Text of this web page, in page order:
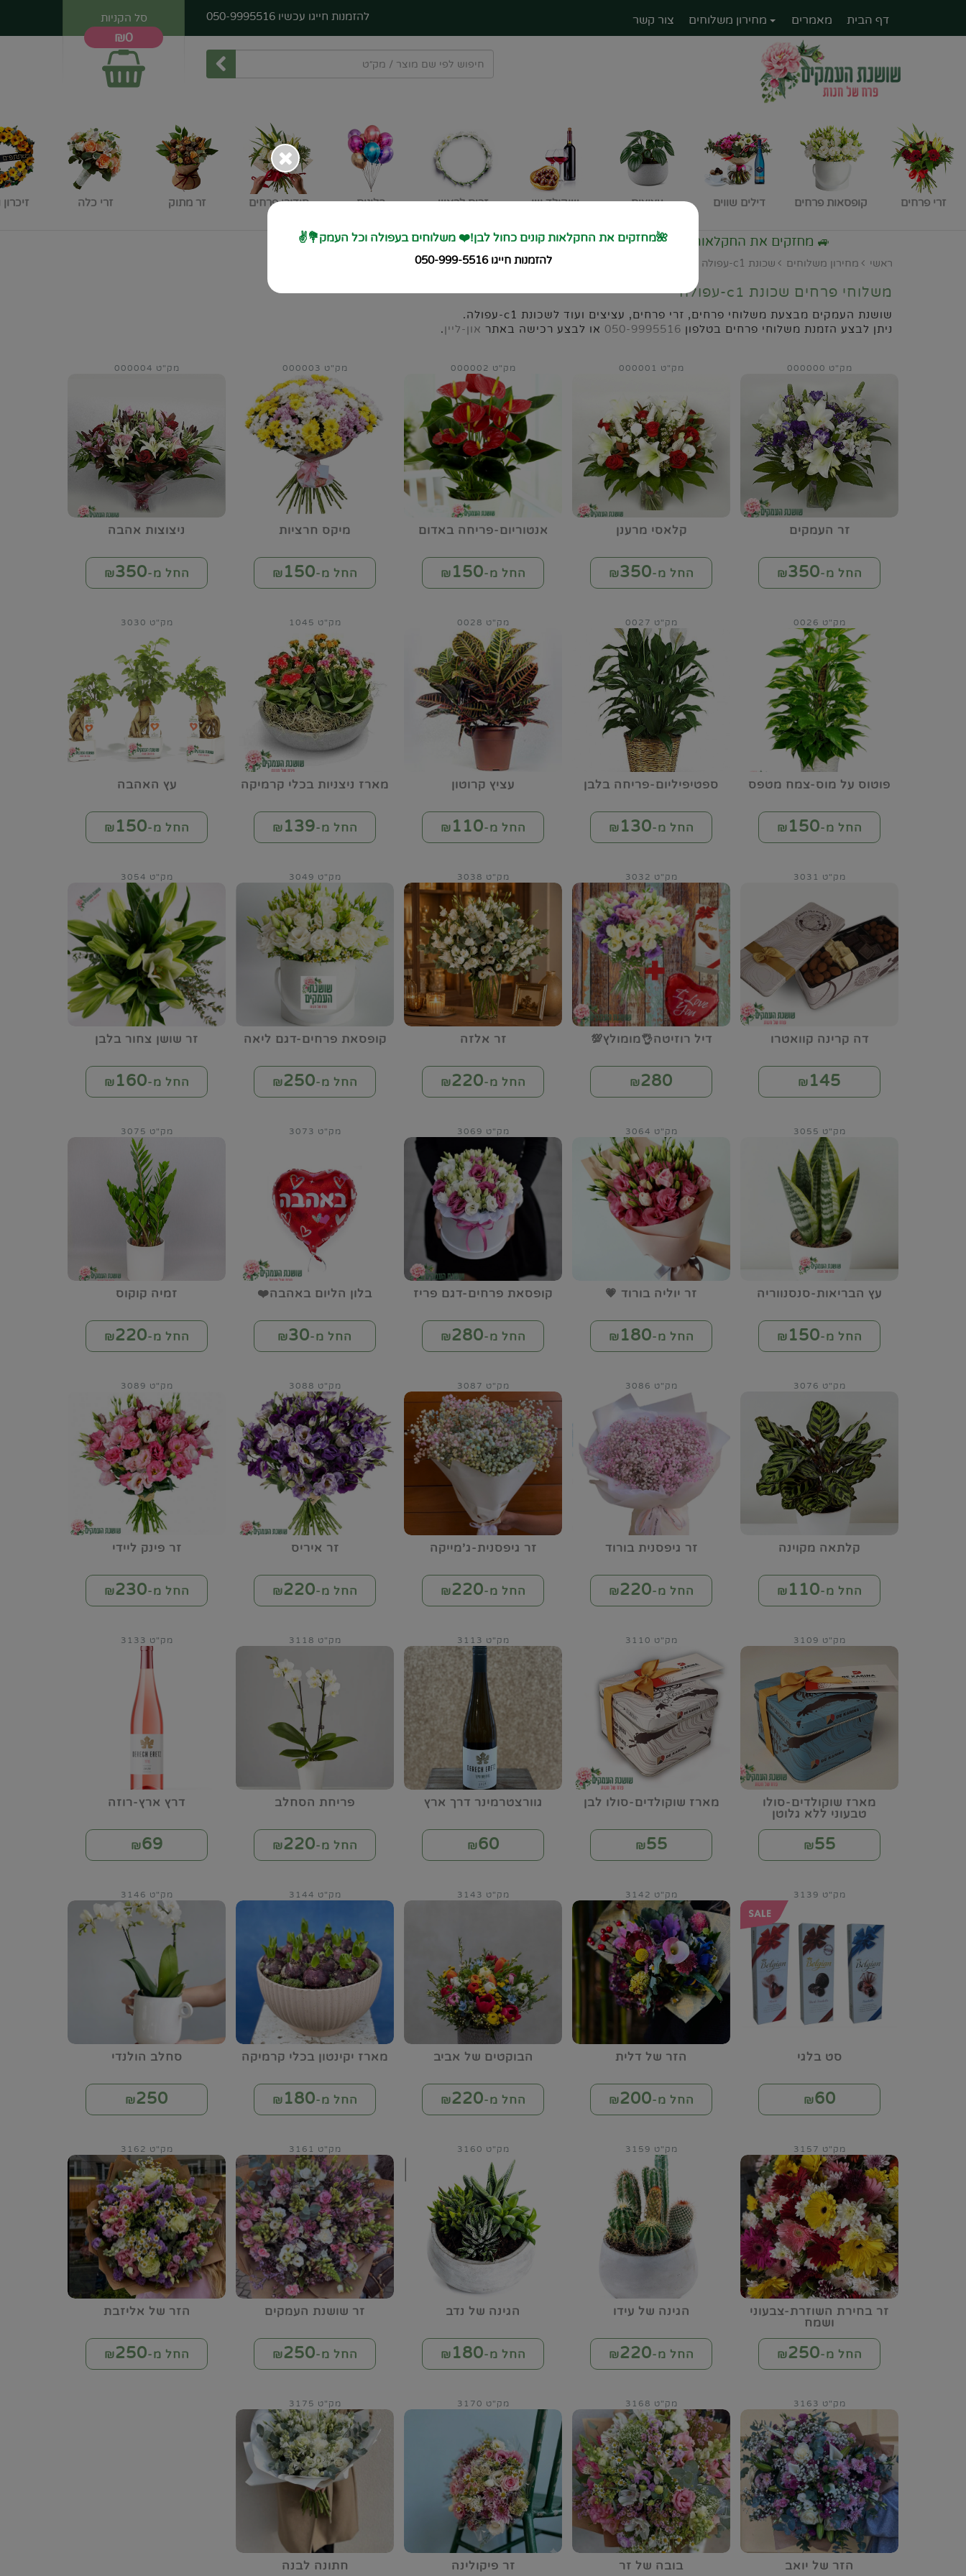
סל הקניות
₪0
להזמנות חייגו עכשיו 050-9995516 דף הבית מאמרים מחירון משלוחים צור קשר
זרי פרחים קופסאות פרחים דילים שווים עציצים שוקולד ויין זרים לראש בלונים סידורי פרחים זר מתוק זרי כלה
🚙 מחזקים את החקלאות קונים כחול לבן משלוחי פרחים לעפולה ולכל העמקזרים מיוחדים❤️
ראשי מחירון משלוחים שכונת c1-עפולה
משלוחי פרחים שכונת c1-עפולה
שושנת העמקים מבצעת משלוחי פרחים, זרי פרחים, עציצים ועוד לשכונת c1-עפולה.
ניתן לבצע הזמנת משלוחי פרחים בטלפון 050-9995516 או לבצע רכישה באתר און-ליין.
זר העמקים
מק"ט 000000
החל מ-₪350
קלאסי מרענן
מק"ט 000001
החל מ-₪350
אנטוריום-פריחה באדום
מק"ט 000002
החל מ-₪150
מיקס חרציות
מק"ט 000003
החל מ-₪150
ניצוצות אהבה
מק"ט 000004
החל מ-₪350
פוטוס על מוס-צמח מטפס
מק"ט 0026
החל מ-₪150
ספטיפיליום-פריחה בלבן
מק"ט 0027
החל מ-₪130
עציץ קרוטון
מק"ט 0028
החל מ-₪110
מארז ניצניות בכלי קרמיקה
מק"ט 1045
החל מ-₪139
עץ האהבה
מק"ט 3030
החל מ-₪150
דה קרינה קוואטרו
מק"ט 3031
₪ 145
דיל רוזיטה👌מומולץ💯
מק"ט 3032
₪280
זר אלזה
מק"ט 3038
החל מ-₪220
קופסאת פרחים-דגם ליאה
מק"ט 3049
החל מ-₪250
זר שושן צחור בלבן
מק"ט 3054
החל מ-₪160
עץ הבריאות-סנסנווריה
מק"ט 3055
החל מ-₪150
זר יוליה בורוד 💗
מק"ט 3064
החל מ-₪180
קופסאת פרחים-דגם פריז
מק"ט 3069
החל מ-₪280
בלון הליום באהבה❤️
מק"ט 3073
החל מ-₪30
זמיה קוקוס
מק"ט 3075
החל מ-₪220
קלתאה מקוינה
מק"ט 3076
החל מ-₪110
זר גיפסנית בורוד
מק"ט 3086
החל מ-₪220
זר גיפסנית-ג'מייקה
מק"ט 3087
החל מ-₪220
זר איריס
מק"ט 3088
החל מ-₪220
זר פינק ליידי
מק"ט 3089
החל מ-₪230
מארז שוקולדים-סולו
טבעוני ללא גלוטן
מק"ט 3109
₪55
מארז שוקולדים-סולו לבן
מק"ט 3110
₪55
גוורצטרמינר דרך ארץ
מק"ט 3113
₪60
פריחת הסחלב
מק"ט 3118
החל מ-₪220
דרץ ארץ-רוזה
מק"ט 3133
₪69
סט בלגי
מק"ט 3139
₪60
הזר של דלית
מק"ט 3142
החל מ-₪200
הבוקטים של אביב
מק"ט 3143
החל מ-₪220
מארז יקינטון בכלי קרמיקה
מק"ט 3144
החל מ-₪180
סחלב הולנדי
מק"ט 3146
₪250
זר בחירת השוזרת-צבעוני
ושמח
מק"ט 3157
החל מ-₪250
הגינה של עידו
מק"ט 3159
החל מ-₪220
הגינה של נדב
מק"ט 3160
החל מ-₪180
זר שושנת העמקים
מק"ט 3161
החל מ-₪250
הזר של אליזבת
מק"ט 3162
החל מ-₪250
הזר של יואב
מק"ט 3163
בובה של זר
מק"ט 3168
זר פיקולינה
מק"ט 3170
חתונה לבנה
מק"ט 3175
🌺מחזקים את החקלאות קונים כחול לבן!❤️ משלוחים בעפולה וכל העמק💐✌️
להזמנות חייגו 050-999-5516